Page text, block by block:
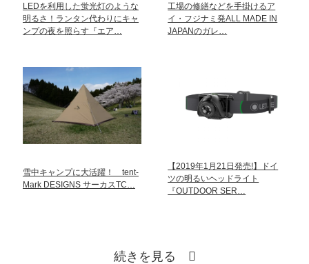
LEDを利用した蛍光灯のような
明るさ！ランタン代わりにキャ
ンプの夜を照らす『エア…
工場の修繕などを手掛けるア
イ・フジナミ発ALL MADE IN
JAPANのガレ…
雪中キャンプに大活躍！ tent-
Mark DESIGNS サーカスTC…
【2019年1月21日発売!】ドイ
ツの明るいヘッドライト
『OUTDOOR SER…
続きを見る